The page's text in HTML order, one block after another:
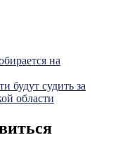
на
будут судить за
области